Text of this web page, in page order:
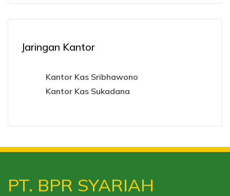
Jaringan Kantor
Kantor Kas Sribhawono
Kantor Kas Sukadana
PT. BPR SYARIAH